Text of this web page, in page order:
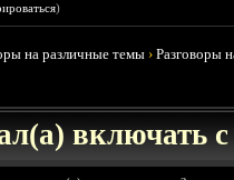
)
на различные темы ›Разговоры
включать с